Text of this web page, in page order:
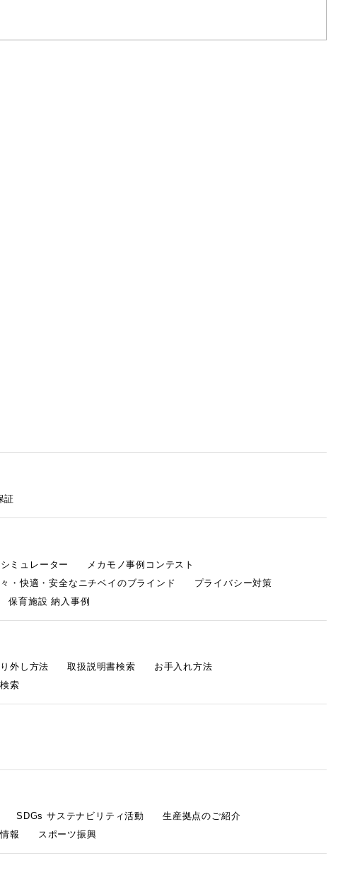
証
ミュレーター
メカモノ事例コンテスト
・快適・安全なニチベイのブラインド
プライバシー対策
保育施設 納入事例
外し方法 取扱説明書検索
お手入れ方法
索
SDGs サステナビリティ活動
生産拠点のご紹介
報 スポーツ振興